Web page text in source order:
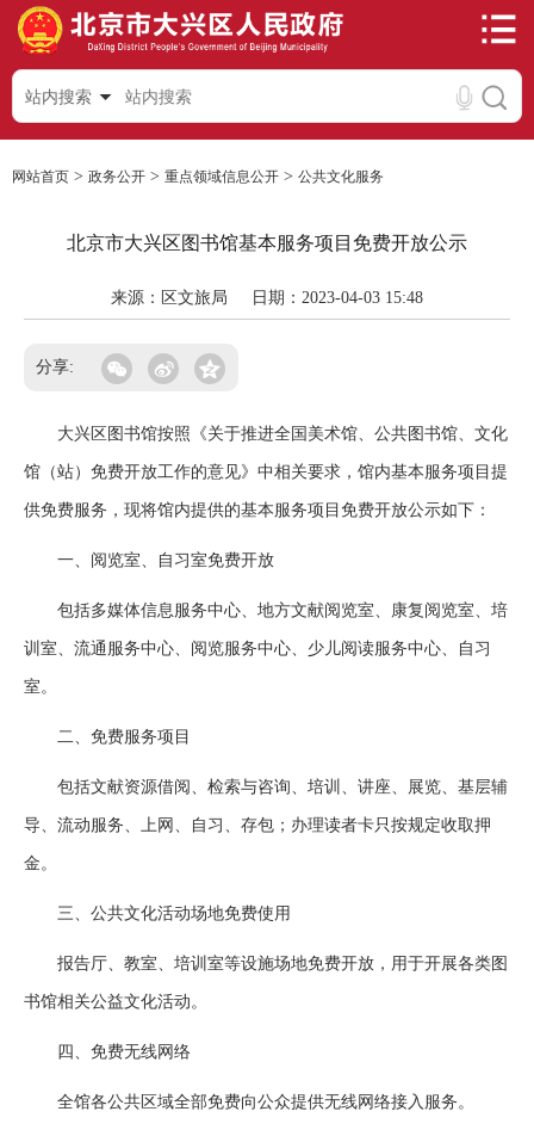
站内搜索
网站首页 > 政务公开 > 重点领域信息公开 > 公共文化服务
北京市大兴区图书馆基本服务项目免费开放公示
来源：区文旅局 日期：2023-04-03 15:48
分享:
大兴区图书馆按照《关于推进全国美术馆、公共图书馆、文化
馆（站）免费开放工作的意见》中相关要求，馆内基本服务项目提
供免费服务，现将馆内提供的基本服务项目免费开放公示如下：
一、阅览室、自习室免费开放
包括多媒体信息服务中心、地方文献阅览室、康复阅览室、培
训室、流通服务中心、阅览服务中心、少儿阅读服务中心、自习
室。
二、免费服务项目
包括文献资源借阅、检索与咨询、培训、讲座、展览、基层辅
导、流动服务、上网、自习、存包；办理读者卡只按规定收取押
金。
三、公共文化活动场地免费使用
报告厅、教室、培训室等设施场地免费开放，用于开展各类图
书馆相关公益文化活动。
四、免费无线网络
全馆各公共区域全部免费向公众提供无线网络接入服务。